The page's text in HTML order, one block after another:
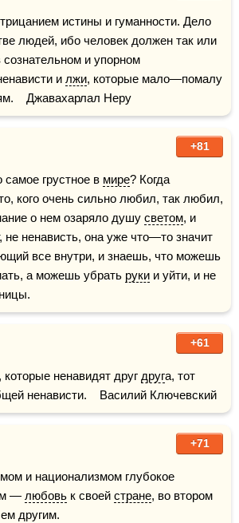
истины и гуманности. Дело
людей, ибо человек должен так или
сознательном и упорном
и лжи, которые мало—помалу
Джавахарлал Неру
+81
грустное в мире? Когда
кого очень сильно любил, так любил,
о нем озаряло душу светом, и
ненависть, она уже что—то значит
все внутри, и знаешь, что можешь
а можешь убрать руки и уйти, и не
+61
которые ненавидят друг друга, тот
ненависти.    Василий Ключевский
+71
и национализмом глубокое
— любовь к своей стране, во втором
другим.